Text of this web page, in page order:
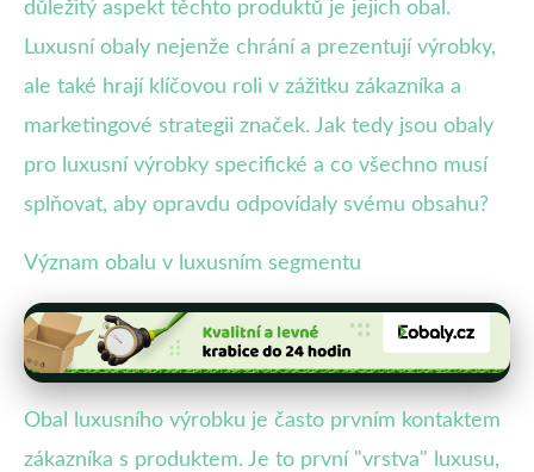
důležitý aspekt těchto produktů je jejich obal.
Luxusní obaly nejenže chrání a prezentují výrobky,
ale také hrají klíčovou roli v zážitku zákazníka a
marketingové strategii značek. Jak tedy jsou obaly
pro luxusní výrobky specifické a co všechno musí
splňovat, aby opravdu odpovídaly svému obsahu?
Význam obalu v luxusním segmentu
Obal luxusního výrobku je často prvním kontaktem
zákazníka s produktem. Je to první "vrstva" luxusu,